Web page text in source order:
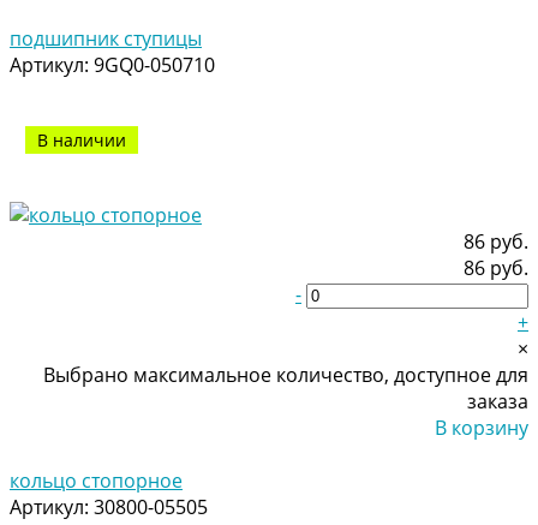
подшипник ступицы
Артикул: 9GQ0-050710
В наличии
86 руб.
86 руб.
-
+
×
Выбрано максимальное количество, доступное для
заказа
В корзину
кольцо стопорное
Артикул: 30800-05505